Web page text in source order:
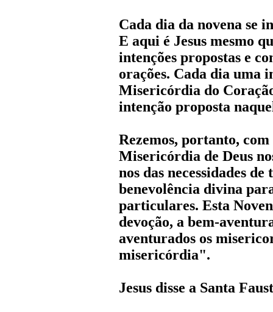
Cada dia da novena se
E aqui é Jesus mesmo
intenções propostas e
orações. Cada dia uma
Misericórdia do
intenção proposta
Rezemos, portanto,
Misericórdia de Deus
nos das necessidades
benevolência divina
particulares. Esta
devoção, a bem-
aventurados os
misericórdia".
Jesus disse a Santa